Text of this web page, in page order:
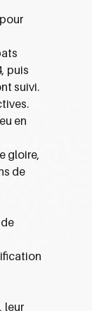
puis
suivi.
en
gloire,
de
leur